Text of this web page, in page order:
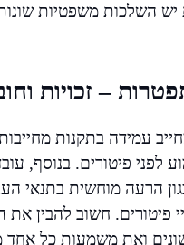
יש השלכות משפטיות
– זכויות
עמידה בתקנות
לפני פיטורים. בנוסף,
הרעה מוחשית בתנאי
פיטורים. חשוב להבין את
ואת משמעות כל